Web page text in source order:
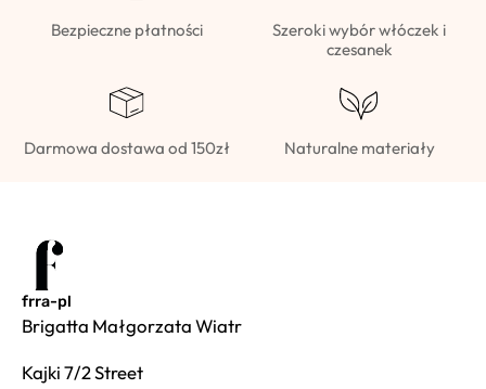
Bezpieczne płatności
Szeroki wybór włóczek i
czesanek
Darmowa dostawa od 150zł Naturalne materiały
frra-pl
Brigatta Małgorzata Wiatr
Kajki 7/2 Street